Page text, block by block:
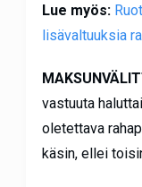
Lue myös:
lisävaltuuksia
vastuuta
oletettava
käsin, ellei